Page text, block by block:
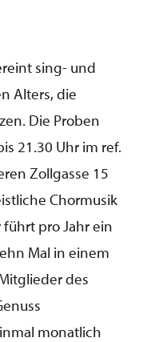
sing- und
Alters, die
Die Proben
21.30 Uhr im ref.
Zollgasse 15
Chormusik
pro Jahr ein
Mal in einem
des
monatlich